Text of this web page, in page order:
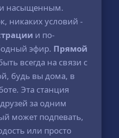
и насыщенным.
никаких условий -
и по-
эфир. Прямой
всегда на связи с
будь вы дома, в
Эта станция
за одним
может подпевать,
или просто